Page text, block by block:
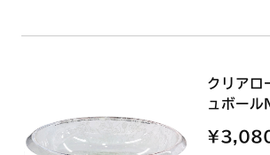
クリア
ュボール